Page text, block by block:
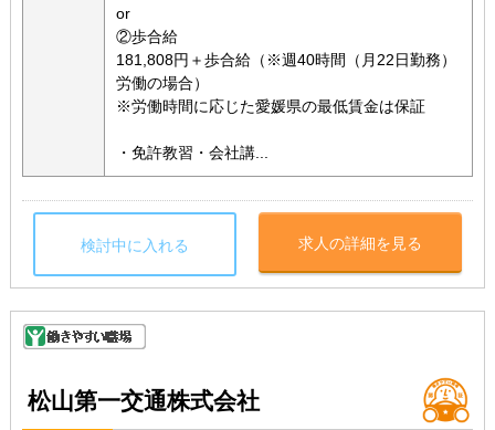
or
②歩合給
181,808円＋歩合給（※週40時間（月22日勤務）
労働の場合）
※労働時間に応じた愛媛県の最低賃金は保証
・免許教習・会社講...
検討中に入れる 求人の詳細を見る
松山第一交通株式会社